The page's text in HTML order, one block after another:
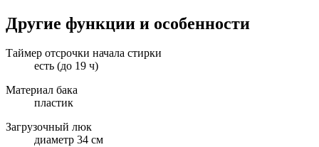
Другие функции и особенности
Таймер отсрочки начала стирки
есть (до 19 ч)
Материал бака
пластик
Загрузочный люк
диаметр 34 см